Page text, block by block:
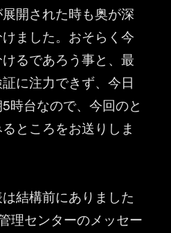
開された時も奥が深
ました。おそらく今
るであろう事と、最
に注力できず、今日
時台なので、今回のと
ところをお送りしま
結構前にありました
理センターのメッセー